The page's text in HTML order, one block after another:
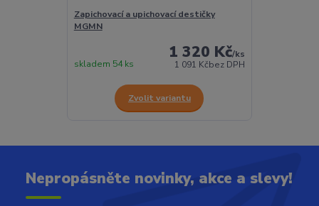
Zapichovací a upichovací destičky
MGMN
1 320 Kč/ks
1 091 Kčbez DPH
skladem 54 ks
Zvolit variantu
Nepropásněte novinky, akce a slevy!